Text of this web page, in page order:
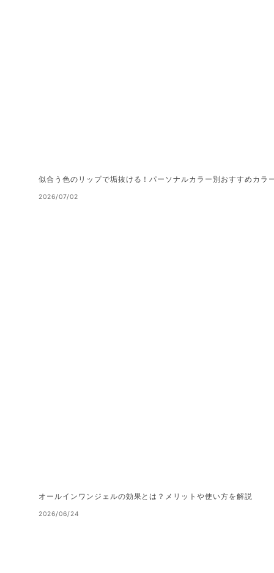
似合う色のリップで垢抜ける！パーソナルカラー別おすすめカラ
2026/07/02
オールインワンジェルの効果とは？メリットや使い方を解説
2026/06/24